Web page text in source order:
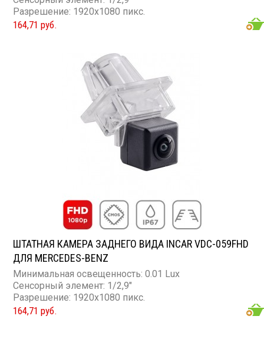
Разрешение: 1920x1080 пикс.
164,71 руб.
ШТАТНАЯ КАМЕРА ЗАДНЕГО ВИДА INCAR VDC-059FHD
ДЛЯ MERCEDES-BENZ
Минимальная освещенность: 0.01 Lux
Сенсорный элемент: 1/2,9"
Разрешение: 1920x1080 пикс.
164,71 руб.